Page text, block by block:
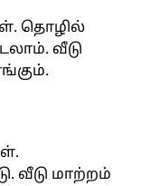
தொழில்
வீடு
வீடு மாற்றம்